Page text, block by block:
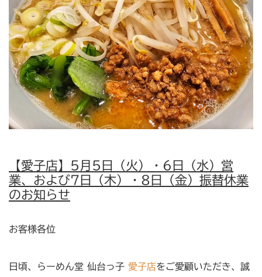
【愛子店】5月5日（火）・6日（水）営
業、および7日（木）・8日（金）振替休業
のお知らせ
お客様各位
日頃、らーめん堂 仙台っ子 愛子店をご愛顧いただき、誠